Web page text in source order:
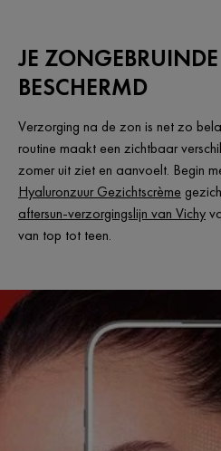
JE
BESCHERMD
Verzorging na de zon is net zo
routine maakt een zichtbaar
zomer uit ziet en aanvoelt. Begin
Hyaluronzuur Gezichtscrème
aftersun-verzorgingslijn van Vichy
van top tot teen.